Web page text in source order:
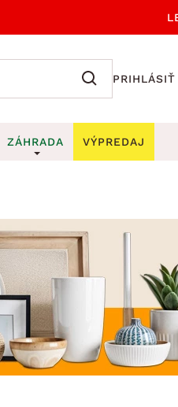
PRIHLÁSIŤ
na kľúče
na dáždniky
na noviny
na oblečenie
vše
DOPLNKY
2-1
ZÁHRADA
Záhradné stoličky a kreslá
Záhradné lavice
Záhradné stoly
Záhradné hojdačky
Záhradné lehátka
Záhradné doplnky
VÝPREDAJ